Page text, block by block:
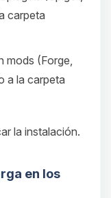
carpeta
mods (Forge,
a la carpeta
la instalación.
en los